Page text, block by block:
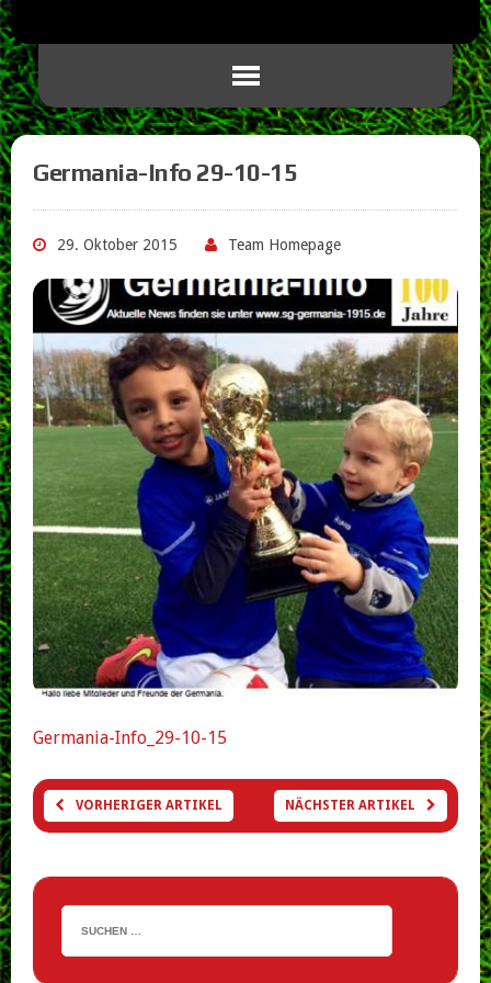
Germania-Info 29-10-15
29. Oktober 2015 Team Homepage
Germania-Info_29-10-15
VORHERIGER ARTIKEL NÄCHSTER ARTIKEL